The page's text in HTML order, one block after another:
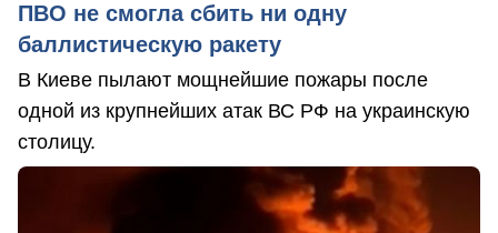
ПВО не смогла сбить ни одну
баллистическую ракету
В Киеве пылают мощнейшие пожары после
одной из крупнейших атак ВС РФ на украинскую
столицу.